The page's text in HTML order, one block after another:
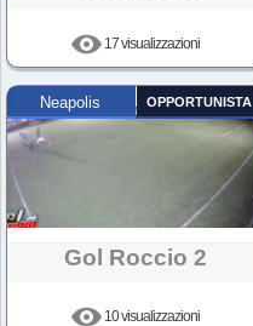
17 visualizzazioni
Neapolis OPPORTUNISTA
Gol Roccio 2
10 visualizzazioni